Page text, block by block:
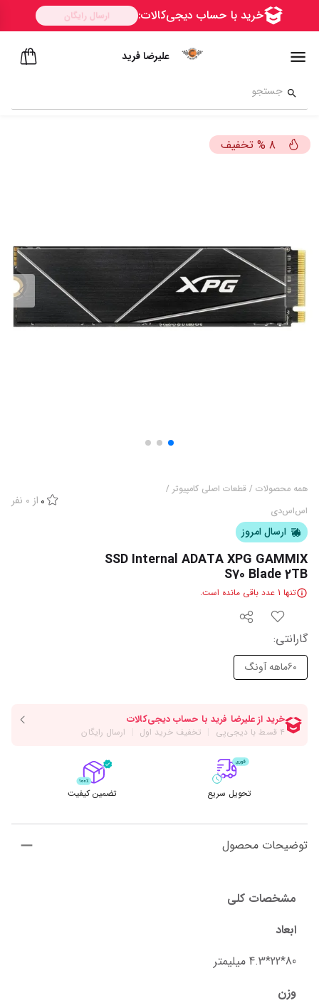
علیرضا فرید
8
% تخفیف
همه محصولات / قطعات اصلی کامپیوتر /
اس‌اس‌دی
0 از 0 نفر
ارسال امروز
SSD Internal ADATA XPG GAMMIX
S70 Blade 2TB
تنها 1 عدد باقی مانده است.
گارانتی:
60ماهه آونگ
تحویل سریع تضمین کیفیت
توضیحات محصول
مشخصات کلی
ابعاد
80*22*4.3 میلیمتر
وزن